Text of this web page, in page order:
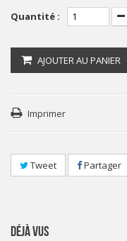
Quantité :
AJOUTER AU PANIER
Imprimer
Tweet Partager
DÉJÀ VUS